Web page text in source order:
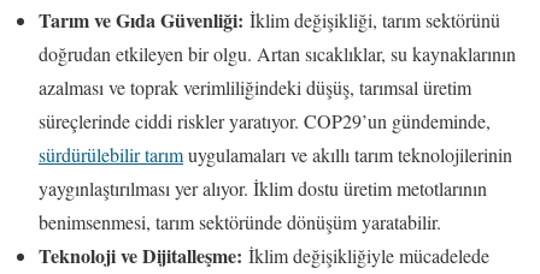
Tarım ve Gıda Güvenliği: İklim değişikliği, tarım sektörünü
doğrudan etkileyen bir olgu. Artan sıcaklıklar, su kaynaklarının
azalması ve toprak verimliliğindeki düşüş, tarımsal üretim
süreçlerinde ciddi riskler yaratıyor. COP29’un gündeminde,
sürdürülebilir tarımuygulamaları ve akıllı tarım teknolojilerinin
yaygınlaştırılması yer alıyor. İklim dostu üretim metotlarının
benimsenmesi, tarım sektöründe dönüşüm yaratabilir.
Teknoloji ve Dijitalleşme: İklim değişikliğiyle mücadelede